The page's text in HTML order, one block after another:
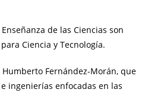
de las Ciencias son
Ciencia y Tecnología.
Fernández-Morán, que
ingenierías enfocadas en las